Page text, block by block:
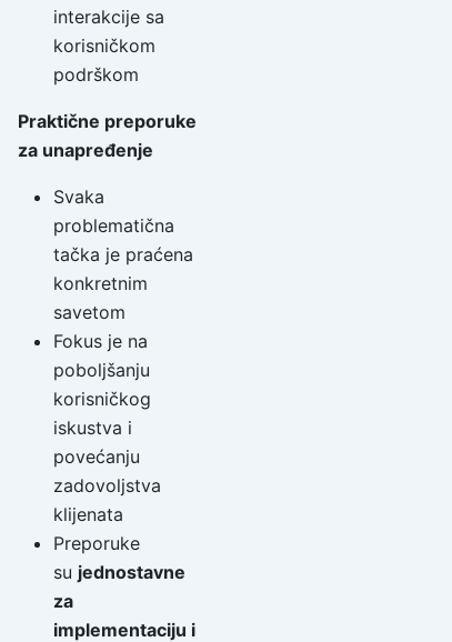
interakcije sa
korisničkom
podrškom
Praktične preporuke
za unapređenje
Svaka
problematična
tačka je praćena
konkretnim
savetom
Fokus je na
poboljšanju
korisničkog
iskustva i
povećanju
zadovoljstva
klijenata
Preporuke
su jednostavne
za
implementaciju i